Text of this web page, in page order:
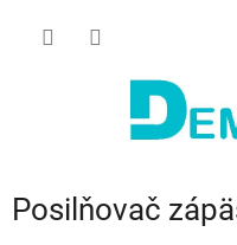
Posilňovač